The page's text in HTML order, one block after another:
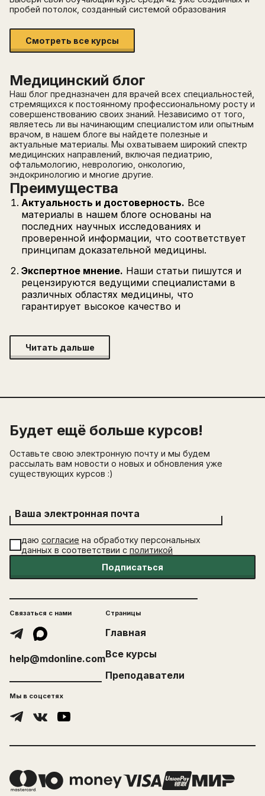
пробей потолок, созданный системой образования
Смотреть все курсы
Медицинский блог
Наш блог предназначен для врачей всех специальностей,
стремящихся к постоянному профессиональному росту и
совершенствованию своих знаний. Независимо от того,
являетесь ли вы начинающим специалистом или опытным
врачом, в нашем блоге вы найдете полезные и
актуальные материалы. Мы охватываем широкий спектр
медицинских направлений, включая педиатрию,
офтальмологию, неврологию, онкологию,
эндокринологию и многие другие.
Преимущества
Актуальность и достоверность. Все
материалы в нашем блоге основаны на
последних научных исследованиях и
проверенной информации, что соответствует
принципам доказательной медицины.
Экспертное мнение. Наши статьи пишутся и
рецензируются ведущими специалистами в
различных областях медицины, что
гарантирует высокое качество и
Читать дальше
Будет ещё больше курсов!
Оставьте свою электронную почту и мы будем
рассылать вам новости о новых и обновления уже
существующих курсов :)
Ваша электронная почта
даю согласие на обработку персональных
данных в соответствии с политикой
Подписаться
Связаться с нами
help@mdonline.com
Страницы
Главная
Все курсы
Преподаватели
Мы в соцсетях